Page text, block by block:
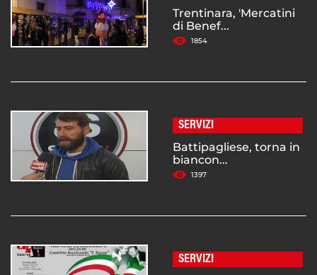
Trentinara, 'Mercatini
di Benef...
1854
SERVIZI
Battipagliese, torna in
biancon...
1397
SERVIZI